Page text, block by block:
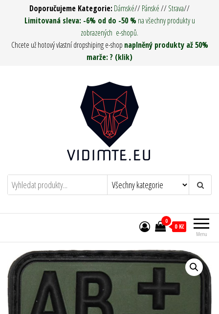
Doporučujeme Kategorie: Dámské//Pánské//Strava//
Limitovaná sleva: -6% od do -50 % na všechny produkty u
zobrazených e-shopů.
Chcete už hotový vlastní dropshiping e-shop naplněný produkty až 50%
marže: ? (klik)
Vidím tě ! – Army Man & Woman
Oděvy, Táboření, Military, Survival, Pro
muže i ženy
Menu
0
0 Kč